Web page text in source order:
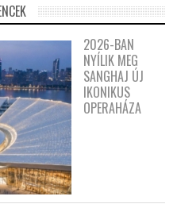
2026-BAN
NYÍLIK MEG
SANGHAJ ÚJ
IKONIKUS
OPERAHÁZA